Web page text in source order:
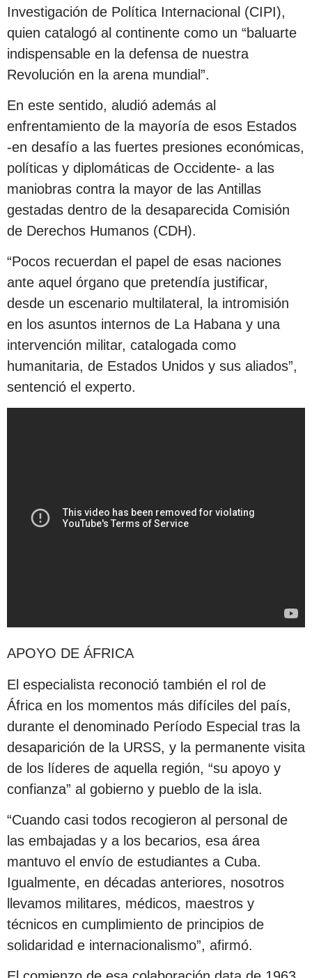
Investigación de Política Internacional (CIPI),
quien catalogó al continente como un “baluarte
indispensable en la defensa de nuestra
Revolución en la arena mundial”.
En este sentido, aludió además al
enfrentamiento de la mayoría de esos Estados
-en desafío a las fuertes presiones económicas,
políticas y diplomáticas de Occidente- a las
maniobras contra la mayor de las Antillas
gestadas dentro de la desaparecida Comisión
de Derechos Humanos (CDH).
“Pocos recuerdan el papel de esas naciones
ante aquel órgano que pretendía justificar,
desde un escenario multilateral, la intromisión
en los asuntos internos de La Habana y una
intervención militar, catalogada como
humanitaria, de Estados Unidos y sus aliados”,
sentenció el experto.
APOYO DE ÁFRICA
El especialista reconoció también el rol de
África en los momentos más difíciles del país,
durante el denominado Período Especial tras la
desaparición de la URSS, y la permanente visita
de los líderes de aquella región, “su apoyo y
confianza” al gobierno y pueblo de la isla.
“Cuando casi todos recogieron al personal de
las embajadas y a los becarios, esa área
mantuvo el envío de estudiantes a Cuba.
Igualmente, en décadas anteriores, nosotros
llevamos militares, médicos, maestros y
técnicos en cumplimiento de principios de
solidaridad e internacionalismo”, afirmó.